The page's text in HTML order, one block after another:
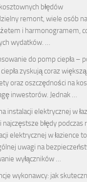
błędów
remont, wiele osób
i harmonogramem,
wydatków. …
do pomp ciepła –
zyskują coraz
oraz oszczędności na
inwestorów. Jednak …
instalacji elektrycznej w
najczęstsze błędy podczas
elektrycznej w łazience
uwagi na
wyłączników …
wykonawcy: jak